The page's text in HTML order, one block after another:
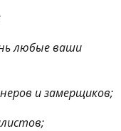
любые ваши
и замерщиков;